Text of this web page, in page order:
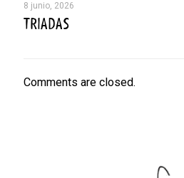
8 junio, 2026
TRIADAS
Comments are closed.